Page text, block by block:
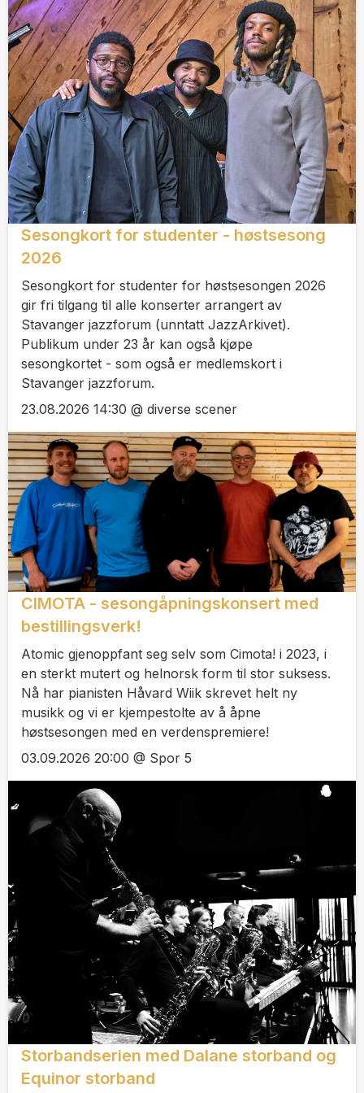
Sesongkort for studenter - høstsesong
2026
Sesongkort for studenter for høstsesongen 2026
gir fri tilgang til alle konserter arrangert av
Stavanger jazzforum (unntatt JazzArkivet).
Publikum under 23 år kan også kjøpe
sesongkortet - som også er medlemskort i
Stavanger jazzforum.
23.08.2026 14:30 @ diverse scener
CIMOTA - sesongåpningskonsert med
bestillingsverk!
Atomic gjenoppfant seg selv som Cimota! i 2023, i
en sterkt mutert og helnorsk form til stor suksess.
Nå har pianisten Håvard Wiik skrevet helt ny
musikk og vi er kjempestolte av å åpne
høstsesongen med en verdenspremiere!
03.09.2026 20:00 @ Spor 5
Storbandserien med Dalane storband og
Equinor storband